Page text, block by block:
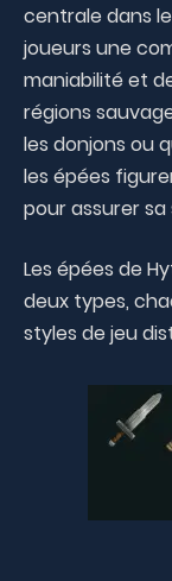
centrale dans
joueurs une
maniabilité et
régions
les donjons ou
les épées
pour assurer sa
Les épées de
deux types,
styles de jeu